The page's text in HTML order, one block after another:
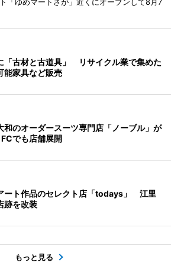
「古材と古道具」 リサイクル業で集めた
能家具など販売
和のオーダースーツ専門店「ノーブル」が
でも店舗展開
ート作品のセレクト店「todays」 江里
跡を改装
もっと見る